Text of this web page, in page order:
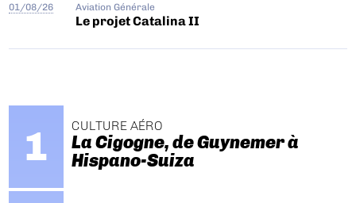
01/08/26 Aviation Générale
Le projet Catalina II
CULTURE AÉRO
La Cigogne, de Guynemer à
Hispano-Suiza